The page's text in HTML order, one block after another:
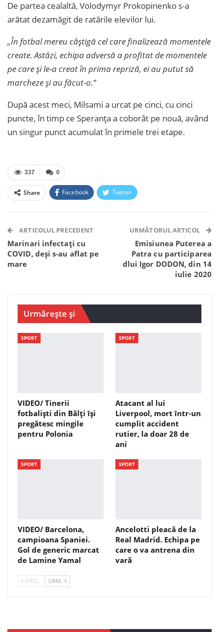
De partea cealaltă, Volodymyr Prokopinenko s-a
arătat dezamăgit de ratările elevilor lui.
„În fotbal mereu câștigă cel care finalizează momentele
create. Astăzi, echipa adversă a profitat de momentele
pe care și le-a creat în prima repriză, ei au putut să
marcheze și au făcut-o.”
După acest meci, Milsami a urcat pe cinci, cu cinci
puncte, în timp ce Speranța a coborât pe nouă, având
un singur punct acumulat în primele trei etape.
0
337
Share Facebook Twitter
Telegram WhatsApp Viber
ARTICOLUL PRECEDENT
Marinari infectați cu
COVID, deși s-au aflat pe
mare
URMĂTORUL ARTICOL
Emisiunea Puterea a
Patra cu participarea
dlui Igor DODON, din 14
iulie 2020
Urmărește și
SPORT
VIDEO/ Tinerii
fotbaliști din Bălți își
pregătesc mingile
pentru Polonia
SPORT
Atacant al lui
Liverpool, mort într-un
cumplit accident
rutier, la doar 28 de
ani
SPORT
VIDEO/ Barcelona,
campioana Spaniei.
Gol de generic marcat
de Lamine Yamal
SPORT
Ancelotti pleacă de la
Real Madrid. Echipa pe
care o va antrena din
vară
PREC. URM.